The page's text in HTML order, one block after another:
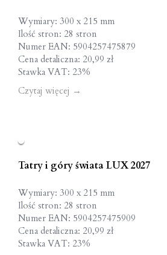
Wymiary: 300 x 215 mm
Ilość stron: 28 stron
Numer EAN: 5904257475879
Cena detaliczna: 20,99 zł
Stawka VAT: 23%
Czytaj więcej →
Tatry i góry świata LUX 2027
Wymiary: 300 x 215 mm
Ilość stron: 28 stron
Numer EAN: 5904257475909
Cena detaliczna: 20,99 zł
Stawka VAT: 23%